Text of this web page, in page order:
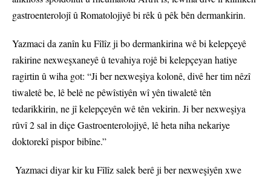
gastroenterolojî û Romatolojiyê bi rêk û pêk bên dermankirin.
Yazmaci da zanîn ku Fîlîz ji bo dermankirina wê bi kelepçeyê
rakirine nexweşxaneyê û tevahiya rojê bi kelepçeyan hatiye
ragirtin û wiha got: “Ji ber nexweşiya kolonê, divê her tim nêzî
tiwaletê be, lê belê ne pêwîstiyên wî yên tiwaletê tên
tedarikkirin, ne jî kelepçeyên wê tên vekirin. Ji ber nexweşiya
rûvî 2 sal in diçe Gastroenterolojiyê, lê heta niha nekariye
doktorekî pispor bibîne.”
Yazmaci diyar kir ku Fîlîz salek berê ji ber nexweşiyên xwe